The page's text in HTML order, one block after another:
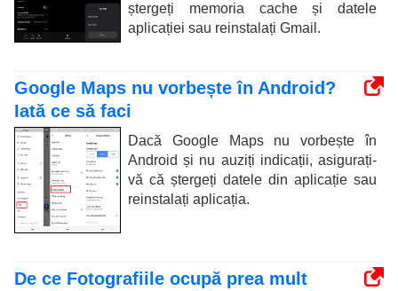
ștergeți memoria cache și datele
aplicației sau reinstalați Gmail.
Google Maps nu vorbește în Android?
Iată ce să faci
Dacă Google Maps nu vorbește în
Android și nu auziți indicații, asigurați-
vă că ștergeți datele din aplicație sau
reinstalați aplicația.
De ce Fotografiile ocupă prea mult